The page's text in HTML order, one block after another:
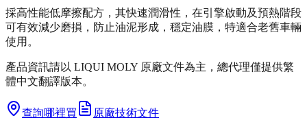
採高性能低摩擦配方，其快速潤滑性，在引擎啟動及預熱階段
可有效減少磨損，防止油泥形成，穩定油膜，特適合老舊車輛
使用。
產品資訊請以 LIQUI MOLY 原廠文件為主，總代理僅提供繁
體中文翻譯版本。
查詢哪裡買 原廠技術文件